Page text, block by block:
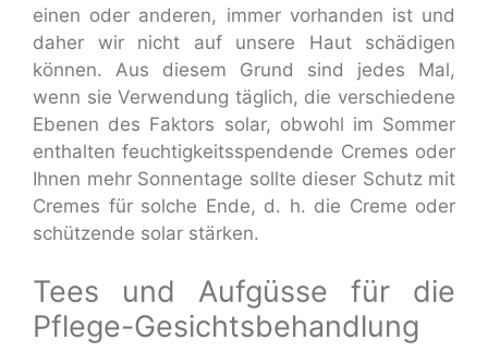
einen oder anderen, immer vorhanden ist und
daher wir nicht auf unsere Haut schädigen
können. Aus diesem Grund sind jedes Mal,
wenn sie Verwendung täglich, die verschiedene
Ebenen des Faktors solar, obwohl im Sommer
enthalten feuchtigkeitsspendende Cremes oder
Ihnen mehr Sonnentage sollte dieser Schutz mit
Cremes für solche Ende, d. h. die Creme oder
schützende solar stärken.
Tees und Aufgüsse für die
Pflege-Gesichtsbehandlung